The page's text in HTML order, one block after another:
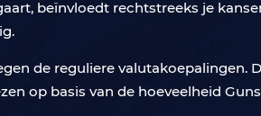
beïnvloedt rechtstreeks je
de reguliere valutakoepalingen.
op basis van de hoeveelheid